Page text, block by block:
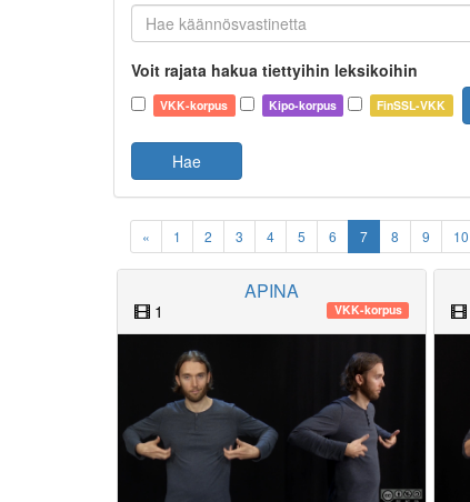
Voit rajata hakua tiettyihin leksikoihin
VKK-korpus Kipo-korpus FinSSL-VKK
Hae
« 1 2 3 4 5 6 7 8 9 10
APINA
1 VKK-korpus